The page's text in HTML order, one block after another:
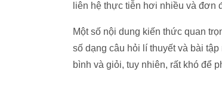
liên hệ thực tiễn hơi nhiều và đơn
Một số nội dung kiến thức quan
số dạng câu hỏi lí thuyết và bài
bình và giỏi, tuy nhiên, rất khó để